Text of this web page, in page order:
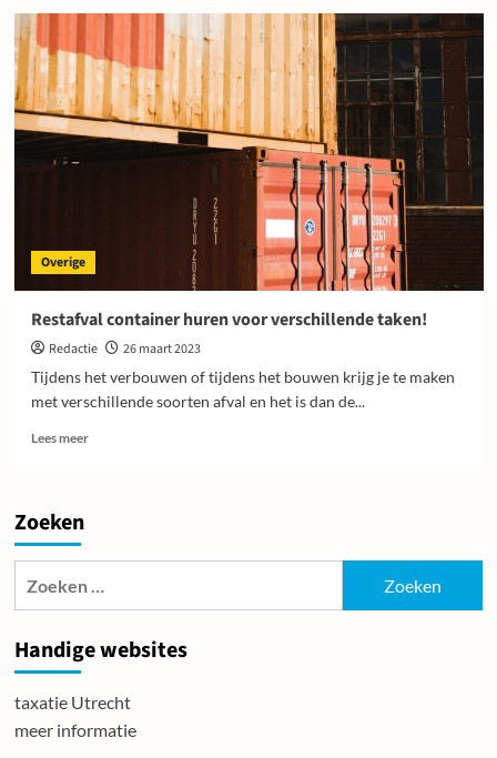
Bij
IT
weet
je
dat
je
Overige
Restafval container huren voor verschillende taken!
Redactie
26 maart 2023
Tijdens het verbouwen of tijdens het bouwen krijg je te maken
met verschillende soorten afval en het is dan de...
Lees meerLees
voor
Zoeken
Handige websites
taxatie Utrecht
meer informatie